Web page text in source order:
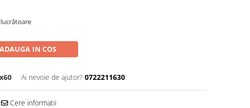
lucrătoare
ADAUGA IN COS
Ai nevoie de ajutor? 0722211630
Cere informatii